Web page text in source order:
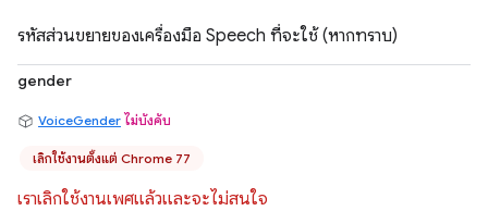
รหัสส่วนขยายของเครื่องมือ Speech ที่จะใช้ (หากทราบ)
gender
VoiceGender ไม่บังคับ
เลิกใช้งานตั้งแต่ Chrome 77
เราเลิกใช้งานเพศแล้วและจะไม่สนใจ